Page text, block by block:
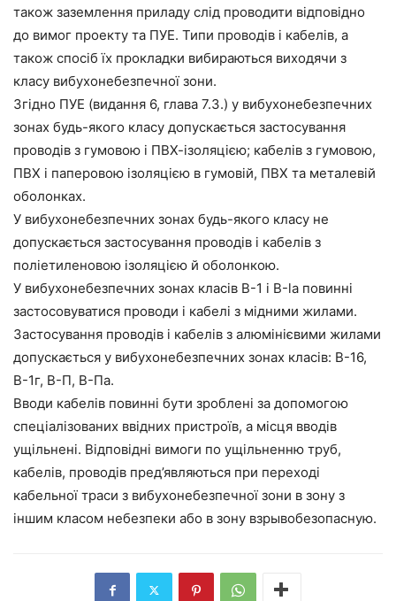
також заземлення приладу слід проводити відповідно
до вимог проекту та ПУЕ. Типи проводів і кабелів, а
також спосіб їх прокладки вибираються виходячи з
класу вибухонебезпечної зони.
Згідно ПУЕ (видання 6, глава 7.3.) у вибухонебезпечних
зонах будь-якого класу допускається застосування
проводів з гумовою і ПВХ-ізоляцією; кабелів з гумовою,
ПВХ і паперовою ізоляцією в гумовій, ПВХ та металевій
оболонках.
У вибухонебезпечних зонах будь-якого класу не
допускається застосування проводів і кабелів з
поліетиленовою ізоляцією й оболонкою.
У вибухонебезпечних зонах класів В-1 і В-la повинні
застосовуватися проводи і кабелі з мідними жилами.
Застосування проводів і кабелів з алюмінієвими жилами
допускається у вибухонебезпечних зонах класів: В-16,
В-1г, В-П, В-Па.
Вводи кабелів повинні бути зроблені за допомогою
спеціалізованих ввідних пристроїв, а місця вводів
ущільнені. Відповідні вимоги по ущільненню труб,
кабелів, проводів пред’являються при переході
кабельної траси з вибухонебезпечної зони в зону з
іншим класом небезпеки або в зону взрывобезопасную.